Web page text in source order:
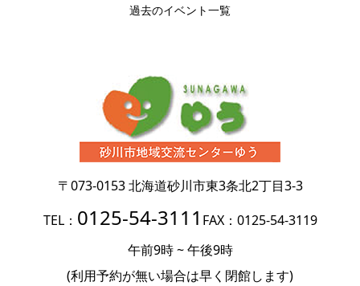
過去のイベント一覧
〒073-0153北海道砂川市東3条北2丁目3-3
TEL： 0125-54-3111 FAX：0125-54-3119
午前9時 ~ 午後9時
(利用予約が無い場合は早く閉館します)